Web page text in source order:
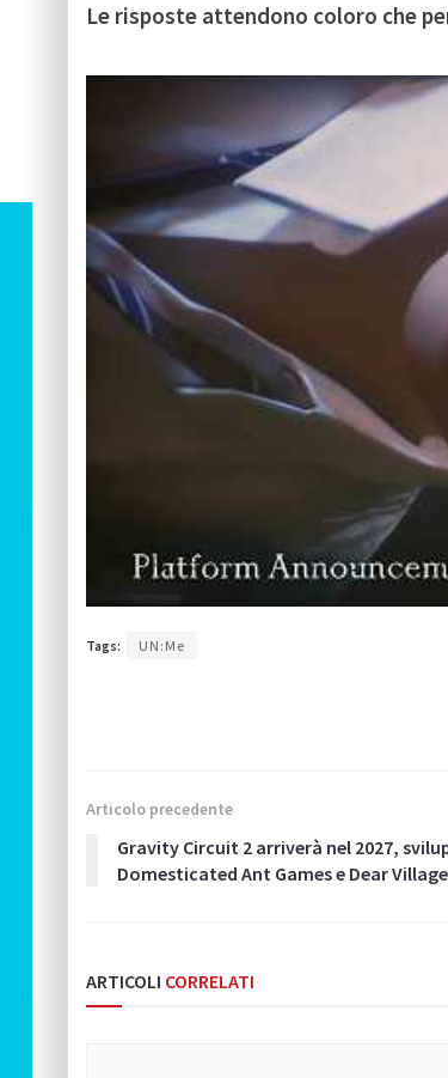
Le risposte attendono coloro che
Tags: UN:Me
Articolo precedente
Gravity Circuit 2 arriverà nel 2027,
Domesticated Ant Games e Dear
ARTICOLI CORRELATI